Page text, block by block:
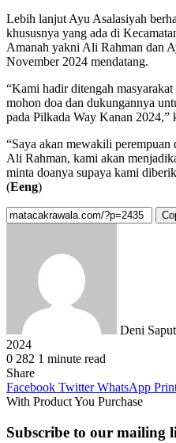
Lebih lanjut Ayu Asalasiyah
khususnya yang ada di
Amanah yakni Ali Rahman dan
November 2024 mendatang.
“Kami hadir ditengah
mohon doa dan dukungannya
pada Pilkada Way Kanan 2024,”
“Saya akan mewakili perempuan
Ali Rahman, kami akan
minta doanya supaya kami
(Eeng)
Deni
2024
0 282 1 minute read
Share
Facebook Twitter WhatsApp
With Product You Purchase
Subscribe to our mailing